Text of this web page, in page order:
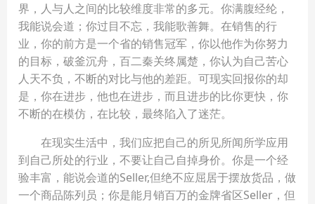
界，人与人之间的比较维度非常的多元。你满腹经纶，
我能说会道；你过目不忘，我能歌善舞。在销售的行
业，你的前方是一个省的销售冠军，你以他作为你努力
的目标，破釜沉舟，百二秦关终属楚，你认为自己苦心
人天不负，不断的对比与他的差距。可现实回报你的却
是，你在进步，他也在进步，而且进步的比你更快，你
不断的在模仿，在比较，最终陷入了迷茫。
在现实生活中，我们应把自己的所见所闻所学应用
到自己所处的行业，不要让自己自掉身价。你是一个经
验丰富，能说会道的Seller,但绝不应屈居于摆放货品，做
一个商品陈列员；你是能月销百万的金牌省区Seller，但